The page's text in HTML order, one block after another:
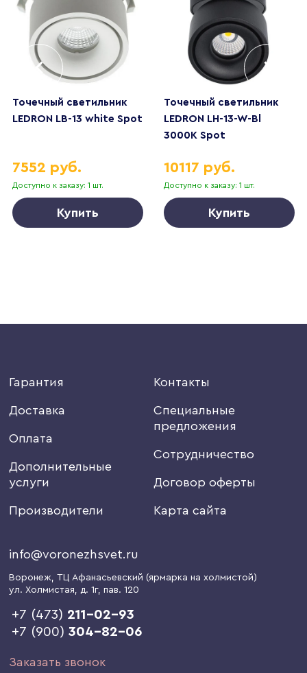
Точечный светильник
LEDRON LB-13 white Spot
Доступно к заказу: 1 шт.
7552 руб.
Купить
Точечный светильник
LEDRON LH-13-W-Bl
3000K Spot
Доступно к заказу: 1 шт.
10117 руб.
Купить
Гарантия
Доставка
Оплата
Дополнительные
услуги
Производители
Контакты
Специальные
предложения
Сотрудничество
Договор оферты
Карта сайта
info@voronezhsvet.ru
Воронеж, ТЦ Афанасьевский (ярмарка на холмистой)
ул. Холмистая, д. 1г, пав. 120
+7 (473) 211-02-93
+7 (900)304-82-06
Заказать звонок